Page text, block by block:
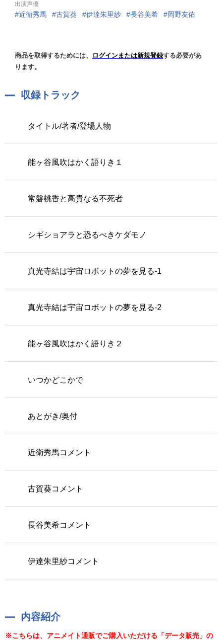
出演声優
近衛秀馬 古賀葵 伊達朱里紗 長谷美希 岡野友佑
商品を取得するためには、 ログインまたは新規登録する必要があ
ります。
収録トラック
タイトル/著者/登場人物
能ヶ谷風吹はかく語りき１
常磐桃香と高貴なる不死者
シギショアラと恐るべきケダモノ
真光寺結は宇宙ロボットの夢を見る-1
真光寺結は宇宙ロボットの夢を見る-2
能ヶ谷風吹はかく語りき２
いつかどこかで
あとがき/奥付
近衛秀馬コメント
古賀葵コメント
長谷美希コメント
伊達朱里紗コメント
内容紹介
※こちらは、アニメイト通販でご購入いただける「データ販売」の